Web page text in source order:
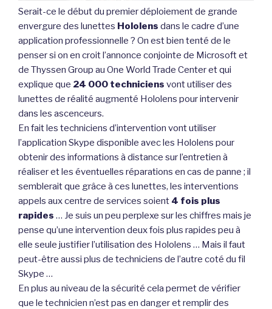
Serait-ce le début du premier déploiement de grande
envergure des lunettes Hololens dans le cadre d’une
application professionnelle ? On est bien tenté de le
penser si on en croit l’annonce conjointe de Microsoft et
de Thyssen Group au One World Trade Center et qui
explique que 24 000 techniciens vont utiliser des
lunettes de réalité augmenté Hololens pour intervenir
dans les ascenceurs.
En fait les techniciens d’intervention vont utiliser
l’application Skype disponible avec les Hololens pour
obtenir des informations à distance sur l’entretien à
réaliser et les éventuelles réparations en cas de panne ; il
semblerait que grâce à ces lunettes, les interventions
appels aux centre de services soient 4 fois plus
rapides … Je suis un peu perplexe sur les chiffres mais je
pense qu’une intervention deux fois plus rapides peu à
elle seule justifier l’utilisation des Hololens … Mais il faut
peut-être aussi plus de techniciens de l’autre coté du fil
Skype …
En plus au niveau de la sécurité cela permet de vérifier
que le technicien n’est pas en danger et remplir des